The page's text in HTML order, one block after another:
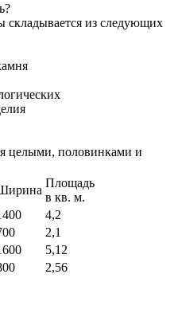
складывается из следующих
целыми, половинками и
Площадь
в кв. м.
4,2
2,1
5,12
2,56